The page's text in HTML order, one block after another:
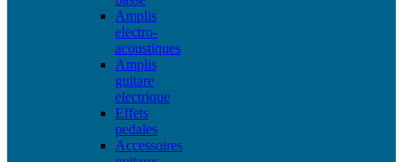
Amplis
electro-
acoustiques
Amplis
guitare
electrique
Effets
pedales
Accessoires